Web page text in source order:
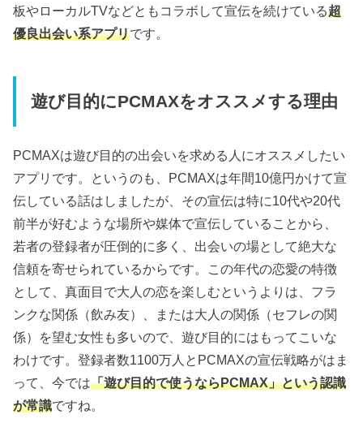
板やローカルTVなどともコラボして宣伝を続けている超
優良出会い系アプリです。
遊び目的にPCMAXをオススメする理由
PCMAXは遊び目的の出会いを求める人にオススメしたい
アプリです。というのも、PCMAXは年間10億円かけて宣
伝している話はしましたが、その宣伝は特に10代や20代
前半が好むような場所や媒体で宣伝していることから、
若者の登録者が圧倒的に多く、出会いの場として絶大な
信頼を寄せられているからです。この年代の恋愛の特徴
として、真面目で大人の恋を楽しむというよりは、フラ
ンクな関係（飲み友）、または大人の関係（セフレの関
係）を望む女性も多いので、遊び目的にはもってこいな
わけです。登録者数1100万人とPCMAXの宣伝戦略がはま
って、今では「遊び目的で使うならPCMAX」という認識
が常識ですね。